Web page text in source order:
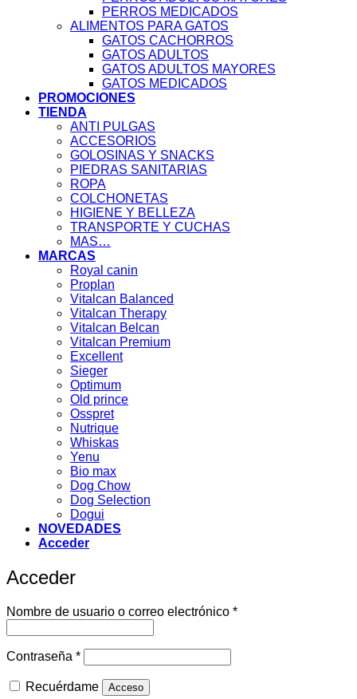
PERROS MEDICADOS
ALIMENTOS PARA GATOS
GATOS CACHORROS
GATOS ADULTOS
GATOS ADULTOS MAYORES
GATOS MEDICADOS
PROMOCIONES
TIENDA
ANTI PULGAS
ACCESORIOS
GOLOSINAS Y SNACKS
PIEDRAS SANITARIAS
ROPA
COLCHONETAS
HIGIENE Y BELLEZA
TRANSPORTE Y CUCHAS
MAS…
MARCAS
Royal canin
Proplan
Vitalcan Balanced
Vitalcan Therapy
Vitalcan Belcan
Vitalcan Premium
Excellent
Sieger
Optimum
Old prince
Osspret
Nutrique
Whiskas
Yenu
Bio max
Dog Chow
Dog Selection
Dogui
NOVEDADES
Acceder
Acceder
Nombre de usuario o correo electrónico *Obligatorio
Contraseña *Obligatorio
Recuérdame Acceso